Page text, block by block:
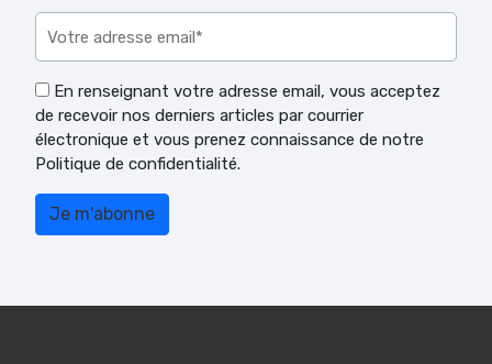
En renseignant votre adresse email, vous acceptez
de recevoir nos derniers articles par courrier
électronique et vous prenez connaissance de notre
Politique de confidentialité.